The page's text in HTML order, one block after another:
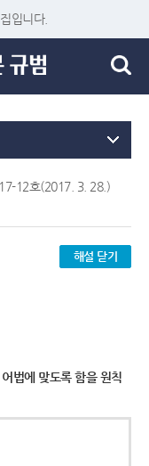
입니다.
12호(2017. 3. 28.)
해설 닫기
법에 맞도록 함을 원칙